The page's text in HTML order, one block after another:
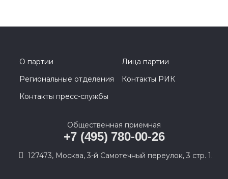
О партии
Лица партии
Региональные отделения
Контакты РИК
Контакты пресс-службы
Общественная приемная
+7 (495) 780-00-26
127473, Москва, 3-й Самотечный переулок, 3 стр. 1.